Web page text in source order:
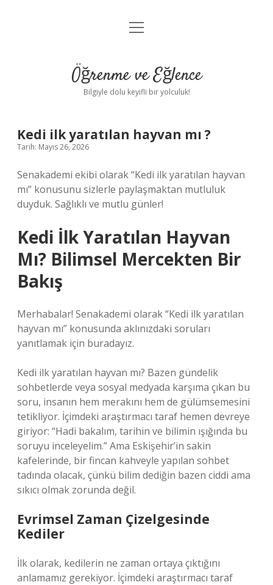
Anasayfa
Yasal Uyarı
menüyü
Öğrenme ve Eğlence
Bilgiyle dolu keyifli bir yolculuk!
Kedi ilk yaratılan hayvan mı ?
Tarih: Mayıs 26, 2026
Senakademi ekibi olarak “Kedi ilk yaratılan hayvan
mı” konusunu sizlerle paylaşmaktan mutluluk
duyduk. Sağlıklı ve mutlu günler!
Kedi İlk Yaratılan Hayvan
Mı? Bilimsel Mercekten Bir
Bakış
Merhabalar! Senakademi olarak “Kedi ilk yaratılan
hayvan mı” konusunda aklınızdaki soruları
yanıtlamak için buradayız.
Kedi ilk yaratılan hayvan mı? Bazen gündelik
sohbetlerde veya sosyal medyada karşıma çıkan bu
soru, insanın hem merakını hem de gülümsemesini
tetikliyor. İçimdeki araştırmacı taraf hemen devreye
giriyor: “Hadi bakalım, tarihin ve bilimin ışığında bu
soruyu inceleyelim.” Ama Eskişehir’in sakin
kafelerinde, bir fincan kahveyle yapılan sohbet
tadında olacak, çünkü bilim dediğin bazen ciddi ama
sıkıcı olmak zorunda değil.
Evrimsel Zaman Çizelgesinde
Kediler
İlk olarak, kedilerin ne zaman ortaya çıktığını
anlamamız gerekiyor. İçimdeki araştırmacı taraf